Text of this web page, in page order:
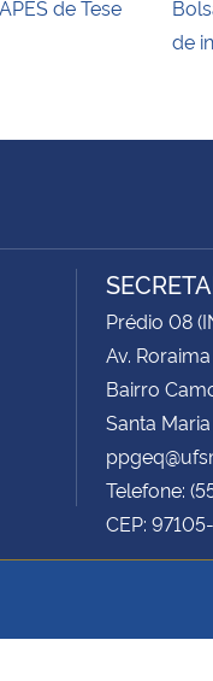
de Tese
de
Prédio 08
Av.
Bairro
Santa
Telefone:
CEP: